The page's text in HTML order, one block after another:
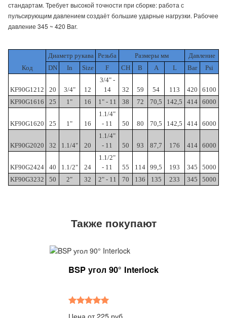
стандартам. Требует высокой точности при сборке: работа с
пульсирующим давлением создаёт большие ударные нагрузки. Рабочее
давление 345 ~ 420 Bar.
Код
Диаметр рукава Резьба Размеры мм
Давление
DN
In Size F CH B A L Bar Psi
KF90G1212 20 3/4" 12
3/4" -
14
32 59 54 113 420
6100
KF90G1616
25 1" 16 1" - 11 38 72 70,5 142,5 414 6000
KF90G1620 25 1" 16
1.1/4"
- 11
50 80 70,5 142,5 414 6000
KF90G2020 32 1.1/4" 20
1.1/4"
- 11
50 93 87,7 176 414 6000
KF90G2424 40 1.1/2" 24
1.1/2"
- 11
55 114 99,5 193 345
5000
KF90G3232
50 2" 32 2" - 11 70 136 135 233 345 5000
Также покупают
BSP угол 90° Interlock